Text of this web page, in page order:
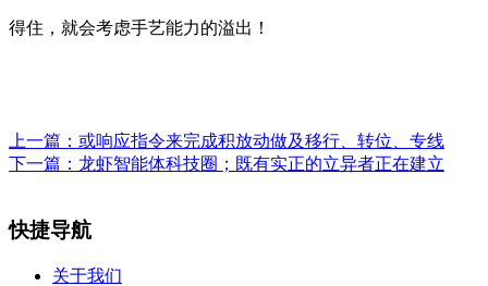
得住，就会考虑手艺能力的溢出！
上一篇： 或响应指令来完成积放动做及移行、转位、专线
下一篇： 龙虾智能体科技圈；既有实正的立异者正在建立
快捷导航
关于我们